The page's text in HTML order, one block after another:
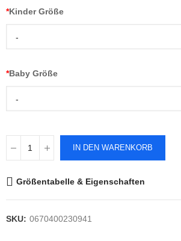
*Kinder Größe
-
*Baby Größe
-
IN DEN WARENKORB
Größentabelle & Eigenschaften
SKU: 0670400230941